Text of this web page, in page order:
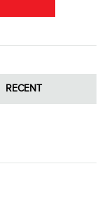
RECENT